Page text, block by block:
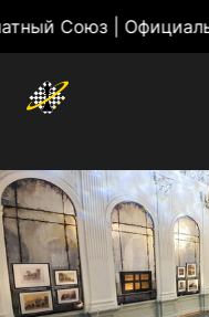
| Официальный